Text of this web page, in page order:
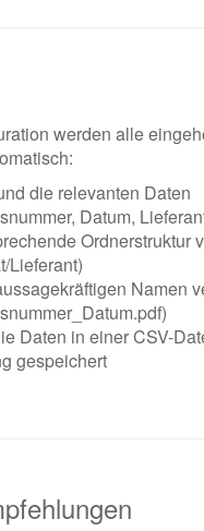
werden alle
die relevanten Daten
Datum,
Ordnerstruktur
Lieferant)
Namen
Daten in einer CSV-
gespeichert